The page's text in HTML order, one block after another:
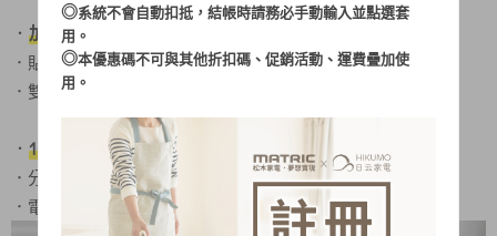
． 加大注水口
．貼心 兩段式彈跳開蓋、避免熱水濺傷
．雙層防燙、防空燒
． 1000W大功率快速加熱
．分離式底座，取水好方便
．電源指示燈設計，啟動/停止容易辨視
◎系統不會自動扣抵，結帳時請務必手動輸入並點選套
用。
◎本優惠碼不可與其他折扣碼、促銷活動、運費疊加使
用。